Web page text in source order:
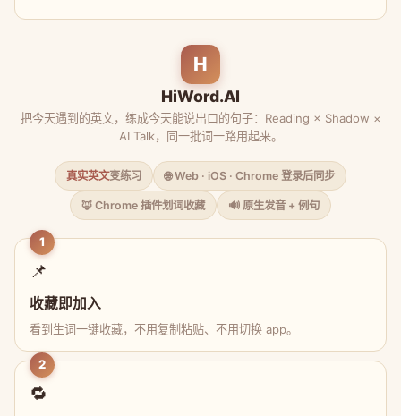
H
HiWord.AI
把今天遇到的英文，练成今天能说出口的句子：Reading × Shadow ×
AI Talk，同一批词一路用起来。
真实英文变练习 🌐 Web · iOS · Chrome 登录后同步
🦊 Chrome 插件划词收藏 🔊 原生发音 + 例句
1
📌
收藏即加入
看到生词一键收藏，不用复制粘贴、不用切换 app。
2
🔁